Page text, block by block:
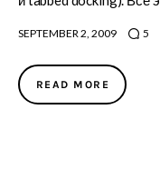
SEPTEMBER 2, 2009 5
READ MORE